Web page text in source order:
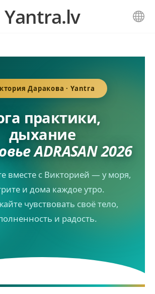
Yantra.lv
Даракова · Yantra
практики,
дыхание
ADRASAN 2026
вместе с Викторией — у моря,
и дома каждое утро.
чувствовать своё тело,
и радость.